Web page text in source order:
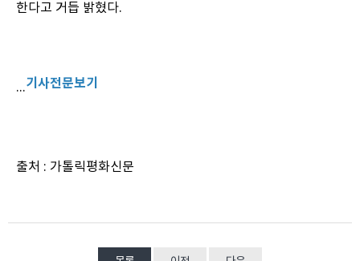
한다고 거듭 밝혔다.
...기사전문보기
출처 : 가톨릭평화신문